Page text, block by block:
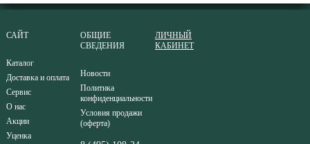
САЙТ
Каталог
Доставка и оплата
Сервис
О нас
Акции
Уценка
ОБЩИЕ
СВЕДЕНИЯ
Новости
Политика
конфиденциальности
Условия продажи
(оферта)
ЛИЧНЫЙ
КАБИНЕТ